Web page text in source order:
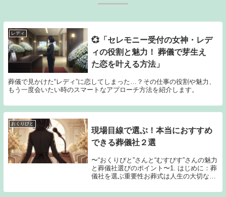
レディ
💞「セレモニー受付の女神・レデ
ィの役割と魅力！ 葬儀で芽生え
た恋を叶える方法」
葬儀で見かけた“レディ”に恋してしまった…？その仕事の役割や魅力、
もう一度会いたい時のスマートなアプローチ方法を紹介します。
おくりびと
現場目線で選ぶ！本当におすすめ
できる葬儀社２選
〜“おくりびと”さんと“むすびす”さんの魅力
と葬儀社選びのポイント〜1. はじめに：葬
儀社を選ぶ重要性お葬式は人生の大切な節
つ際に、「最後をどう送り出すか」は多く